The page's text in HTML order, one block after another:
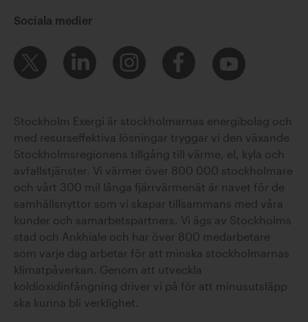
Sociala medier
Stockholm Exergi är stockholmarnas energibolag och
med resurseffektiva lösningar tryggar vi den växande
Stockholmsregionens tillgång till värme, el, kyla och
avfallstjänster. Vi värmer över 800 000 stockholmare
och vårt 300 mil långa fjärrvärmenät är navet för de
samhällsnyttor som vi skapar tillsammans med våra
kunder och samarbetspartners. Vi ägs av Stockholms
stad och Ankhiale och har över 800 medarbetare
som varje dag arbetar för att minska stockholmarnas
klimatpåverkan. Genom att utveckla
koldioxidinfångning driver vi på för att minusutsläpp
ska kunna bli verklighet.